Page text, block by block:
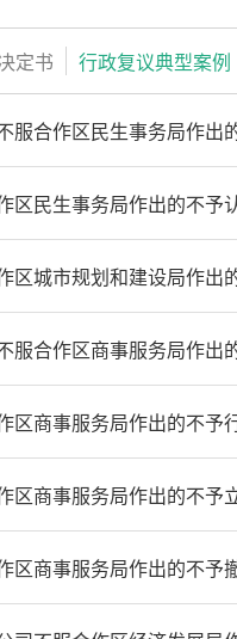
定书 行政复议典型案例
服合作区民生事务局作出
区民生事务局作出的不予
区城市规划和建设局作出
服合作区商事服务局作出
区商事服务局作出的不予
区商事服务局作出的不予
区商事服务局作出的不予